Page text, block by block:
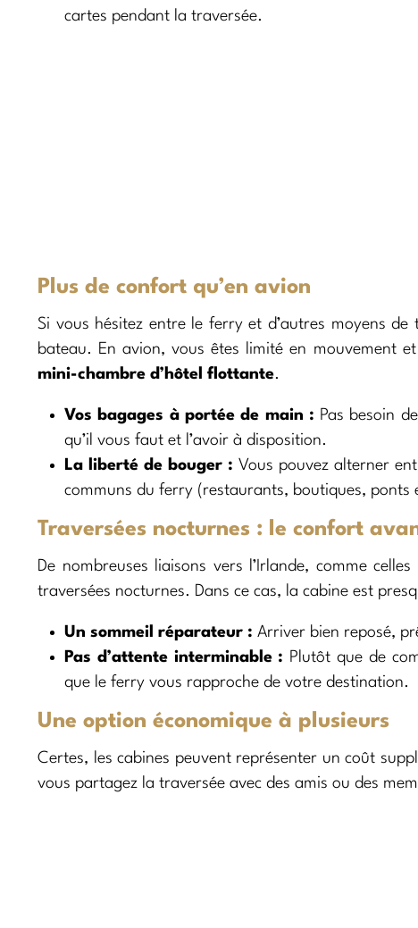
cartes pendant la traversée.
Plus de confort qu’en avion
Si vous hésitez entre le ferry et d’autres moyens
bateau. En avion, vous êtes limité en mouvement
mini-chambre d’hôtel flottante.
Vos bagages à portée de main : Pas besoin
qu’il vous faut et l’avoir à disposition.
La liberté de bouger : Vous pouvez alterner
communs du ferry (restaurants, boutiques, ponts
Traversées nocturnes : le confort
De nombreuses liaisons vers l’Irlande, comme
traversées nocturnes. Dans ce cas, la cabine est
Un sommeil réparateur : Arriver bien reposé,
Pas d’attente interminable : Plutôt que de
que le ferry vous rapproche de votre destination.
Une option économique à plusieurs
Certes, les cabines peuvent représenter un coût
vous partagez la traversée avec des amis ou des